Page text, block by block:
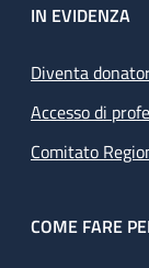
IN EVIDENZA
Diventa
Accesso di
Comitato
COME FARE